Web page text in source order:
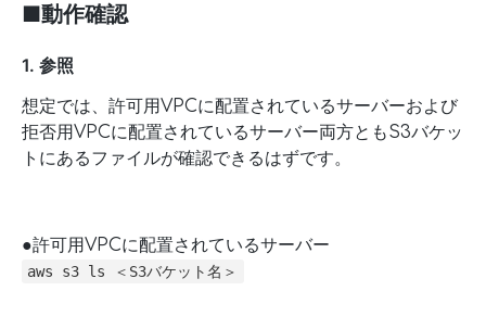
■動作確認
1. 参照
想定では、許可用VPCに配置されているサーバーおよび
拒否用VPCに配置されているサーバー両方ともS3バケッ
トにあるファイルが確認できるはずです。
●許可用VPCに配置されているサーバー
aws s3 ls ＜S3バケット名＞